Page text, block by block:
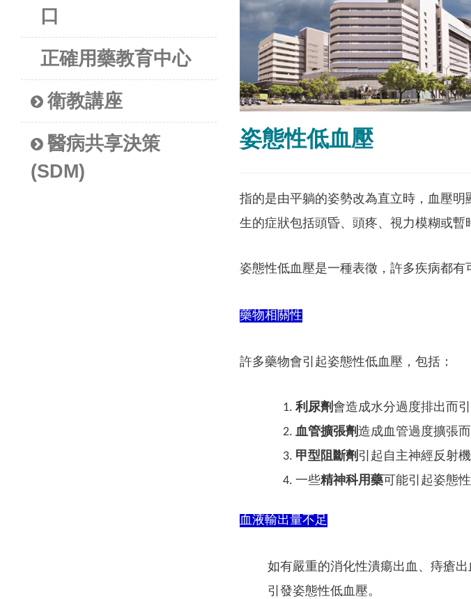
口
正確用藥教育中心
衛教講座
醫病共享決策
(SDM)
姿態性低血壓
指的是由平躺的姿勢改為直立時，血壓明
生的症狀包括頭昏、頭疼、視力模糊或暫
姿態性低血壓是一種表徵，許多疾病都有
藥物相關性
許多藥物會引起姿態性低血壓，包括：
利尿劑會造成水分過度排出而引
血管擴張劑造成血管過度擴張
甲型阻斷劑 引起自主神經反射機
一些精神科用藥可能引起姿態性
血液輸出量不足
如有嚴重的消化性潰瘍出血、痔瘡
引發姿態性低血壓。